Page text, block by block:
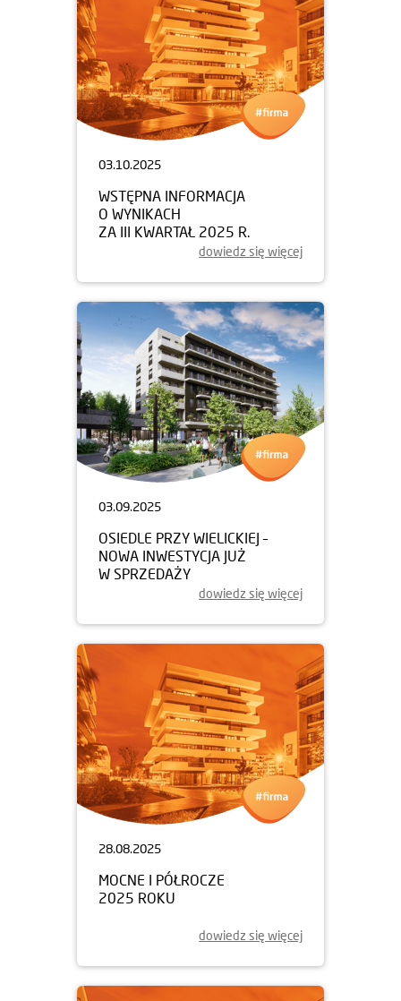
03.10.2025
WSTĘPNA INFORMACJA
O WYNIKACH
ZA III KWARTAŁ 2025 R.
dowiedz się więcej
03.09.2025
OSIEDLE PRZY WIELICKIEJ –
NOWA INWESTYCJA JUŻ
W SPRZEDAŻY
dowiedz się więcej
28.08.2025
MOCNE I PÓŁROCZE
2025 ROKU
dowiedz się więcej